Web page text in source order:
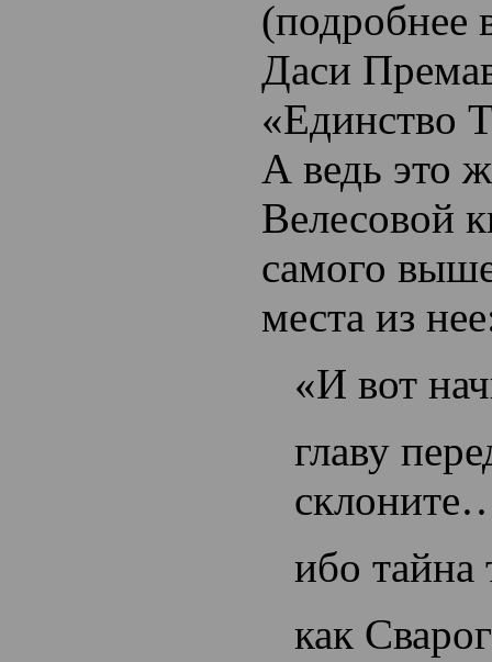
(подробнее
Даси
«Единство
А ведь это
Велесовой
самого
места из
«И вот
главу
ибо тайна
как